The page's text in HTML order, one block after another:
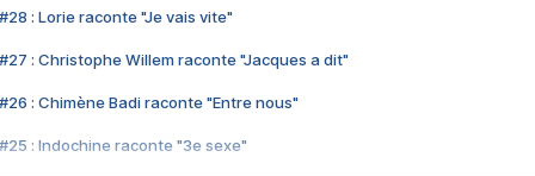
#28 : Lorie raconte "Je vais vite"
#27 : Christophe Willem raconte "Jacques a dit"
#26 : Chimène Badi raconte "Entre nous"
#25 : Indochine raconte "3e sexe"